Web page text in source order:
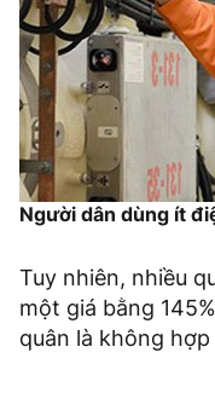
Người dân dùng ít
Tuy nhiên, nhiều
một giá bằng
quân là không hợp